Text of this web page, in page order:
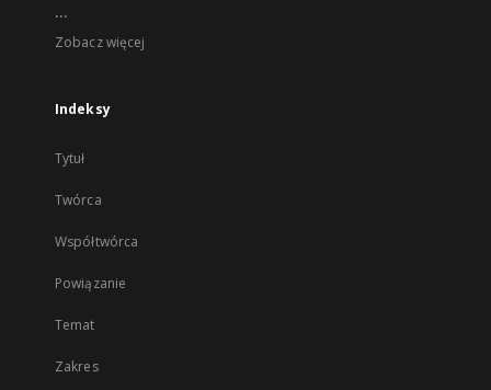
...
Zobacz więcej
Indeksy
Tytuł
Twórca
Współtwórca
Powiązanie
Temat
Zakres